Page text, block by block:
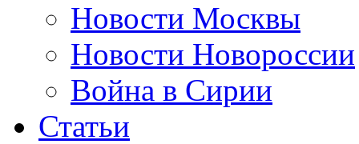
Новости Москвы
Новости Новороссии
Война в Сирии
Статьи